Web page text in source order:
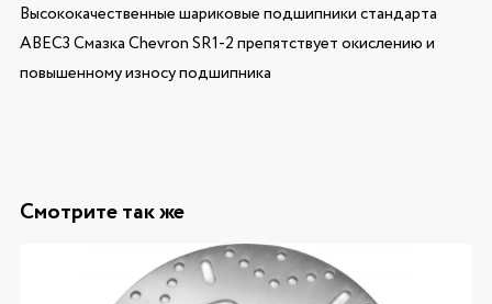
Высококачественные шариковые подшипники стандарта
ABEC3 Смазка Chevron SR1-2 препятствует окислению и
повышенному износу подшипника
Смотрите так же